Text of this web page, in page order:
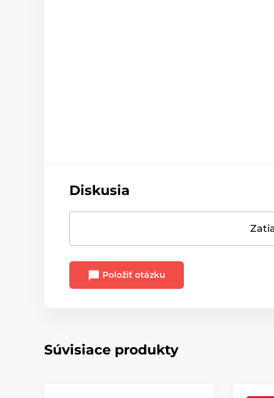
Diskusia
Položiť otázku
Súvisiace produkty